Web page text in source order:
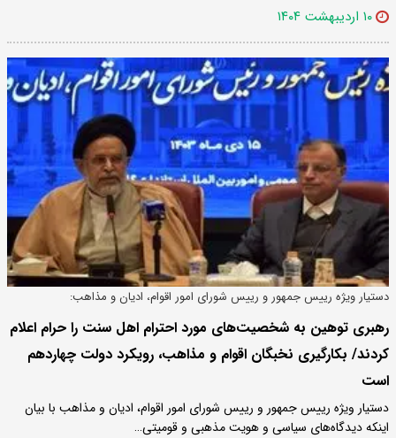
۱۰ اردیبهشت ۱۴۰۴
دستیار ویژه رییس جمهور و رییس شورای امور اقوام، ادیان و مذاهب:
رهبری توهین به شخصیت‌های مورد احترام اهل سنت را حرام اعلام
کردند/ بکارگیری نخبگان اقوام و مذاهب، رویکرد دولت چهاردهم
است
دستیار ویژه رییس جمهور و رییس شورای امور اقوام، ادیان و مذاهب با بیان
اینکه دیدگاه‌های سیاسی و هویت مذهبی و قومیتی…